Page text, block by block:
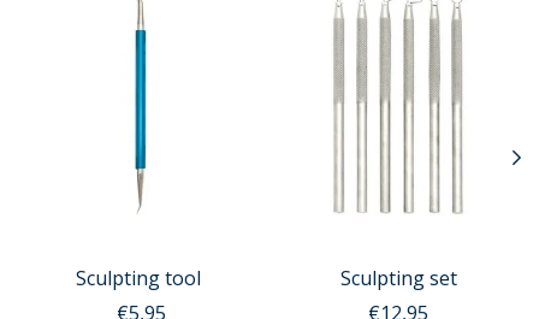
Sculpting tool
€5,95
Sculpting set
€12,95